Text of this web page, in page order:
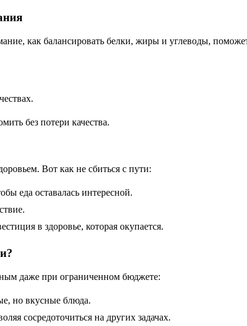
как балансировать белки, жиры и углеводы,
без потери качества.
Вот как не сбиться с пути:
еда оставалась интересной.
в здоровье, которая окупается.
даже при ограниченном бюджете:
но вкусные блюда.
сосредоточиться на других задачах.